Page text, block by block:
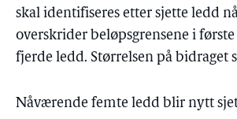
skal identifiseres etter sjette ledd
overskrider beløpsgrensene i
fjerde ledd. Størrelsen på bidraget
Nåværende femte ledd blir nytt